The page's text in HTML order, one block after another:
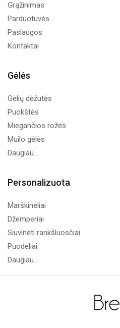
Grąžinimas
Parduotuvės
Paslaugos
Kontaktai
Gėlės
Gėlių dėžutės
Puokštės
Miegančios rožės
Muilo gėlės
Daugiau...
Personalizuota
Marškinėliai
Džemperiai
Siuvinėti rankšluosčiai
Puodeliai
Daugiau...